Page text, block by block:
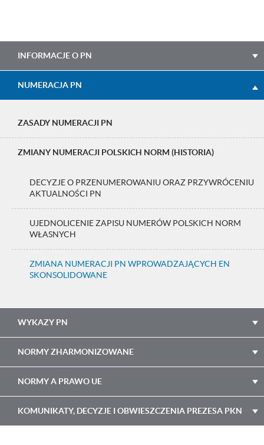
INFORMACJE O PN
NUMERACJA PN
ZASADY NUMERACJI PN
ZMIANY NUMERACJI POLSKICH NORM (HISTORIA)
DECYZJE O PRZENUMEROWANIU ORAZ PRZYWRÓCENIU
AKTUALNOŚCI PN
UJEDNOLICENIE ZAPISU NUMERÓW POLSKICH NORM
WŁASNYCH
ZMIANA NUMERACJI PN WPROWADZAJĄCYCH EN
SKONSOLIDOWANE
WYKAZY PN
NORMY ZHARMONIZOWANE
NORMY A PRAWO UE
KOMUNIKATY, DECYZJE I OBWIESZCZENIA PREZESA PKN